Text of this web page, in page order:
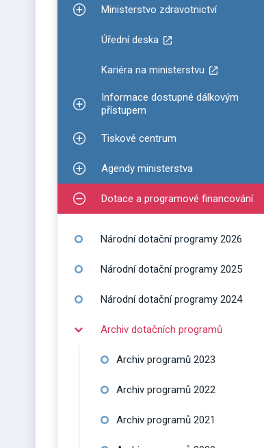
Zobrazit podmenu pro Ministerstvo
Ministerstvo zdravotnictví
Úřední deska
Kariéra na ministerstvu
Zobrazit podmenu pro Informace
Informace dostupné dálkovým
přístupem
Zobrazit podmenu pro Tiskové centrum
Tiskové centrum
Zobrazit podmenu pro Agendy
Agendy ministerstva
Zobrazit podmenu pro Dotace a
Dotace a programové financování
Národní dotační programy 2026
Národní dotační programy 2025
Národní dotační programy 2024
Zobrazit podmenu pro Archiv dotačních
Archiv dotačních programů
Archiv programů 2023
Archiv programů 2022
Archiv programů 2021